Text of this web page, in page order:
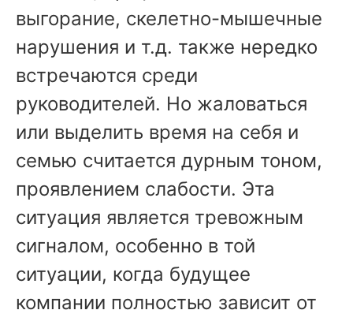
выгорание, скелетно-мышечные
нарушения и т.д. также нередко
встречаются среди
руководителей. Но жаловаться
или выделить время на себя и
семью считается дурным тоном,
проявлением слабости. Эта
ситуация является тревожным
сигналом, особенно в той
ситуации, когда будущее
компании полностью зависит от